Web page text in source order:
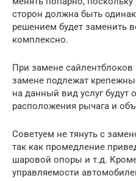
сторон должна быть
решением будет заменить
комплексно.
При замене сайлентблоков
замене подлежат
на данный вид услуг будут
расположения рычага и
Советуем не тянуть с
так как промедление
шаровой опоры и т.д.
управляемости